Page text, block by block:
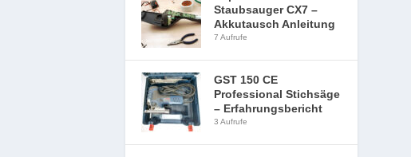
Staubsauger CX7 –
Akkutausch Anleitung
7 Aufrufe
GST 150 CE
Professional Stichsäge
– Erfahrungsbericht
3 Aufrufe